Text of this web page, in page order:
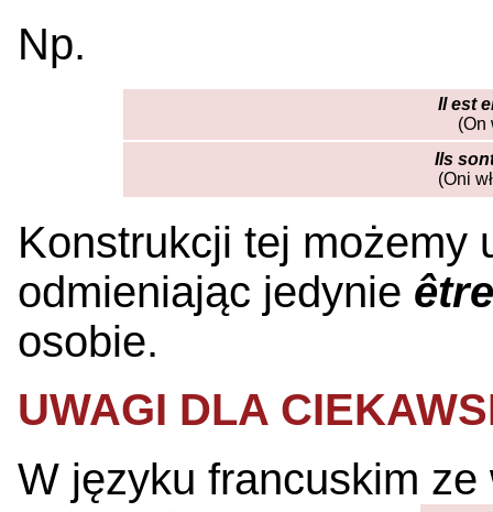
Np.
Il est
(On
Ils
(Oni
Konstrukcji tej możemy
odmieniając jedynie être
osobie.
UWAGI DLA
W języku francuskim